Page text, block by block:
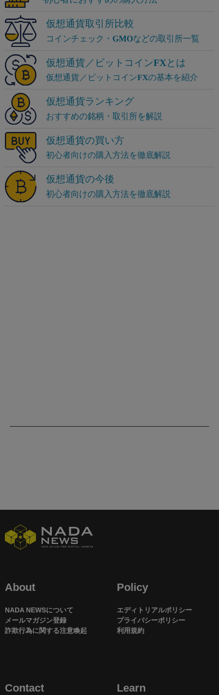
About
NADA NEWSについて
メールマガジン登録
詐欺行為に関する注意喚起
Policy
エディトリアルポリシー
プライバシーポリシー
利用規約
Contact Learn